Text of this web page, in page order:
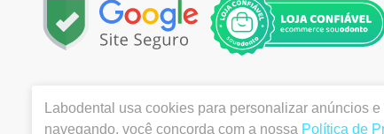
Email:labo@labodental.com.br| Av. Alcindo Cacela,
ANVISA 4645-1/03-00- Medicamentos: 1.25691-2 |
Labodental usa cookies para personalizar anúncios
navegando, você concorda com a nossa Política de